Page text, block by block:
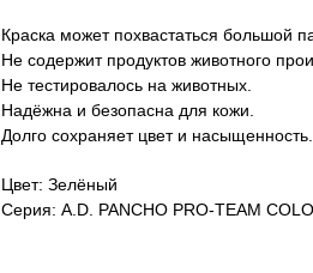
Краска может похвастаться большой
Не содержит продуктов животного
Не тестировалось на животных.
Надёжна и безопасна для кожи.
Долго сохраняет цвет и насыщенность.
Цвет: Зелёный
Серия: A.D. PANCHO PRO-TEAM